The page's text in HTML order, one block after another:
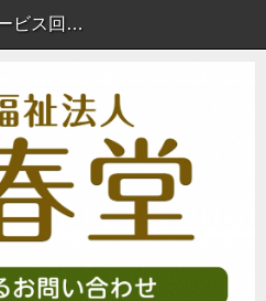
デイサービス回春堂花沢活動紹介～ハロウィン創作～ | 新着情報